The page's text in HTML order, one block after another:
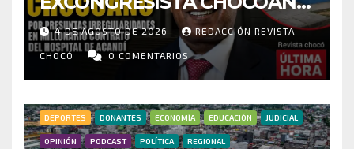
POR PRESUNTAS
IRREGULARIDADES EN
MILLONARIO CONTRATO DEL
HOSPITAL DE ACANDÍ
4 DE AGOSTO DE 2026 REDACCIÓN REVISTA
CHOCÓ 0 COMENTARIOS
DEPORTES DONANTES ECONOMÍA EDUCACIÓN JUDICIAL
OPINIÓN PODCAST POLÍTICA REGIONAL